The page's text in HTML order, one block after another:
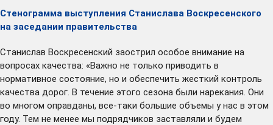
Стенограмма выступления Станислава Воскресенского
на заседании правительства
Станислав Воскресенский заострил особое внимание на
вопросах качества: «Важно не только приводить в
нормативное состояние, но и обеспечить жесткий контроль
качества дорог. В течение этого сезона были нарекания. Они
во многом оправданы, все-таки большие объемы у нас в этом
году. Тем не менее мы подрядчиков заставляли и будем